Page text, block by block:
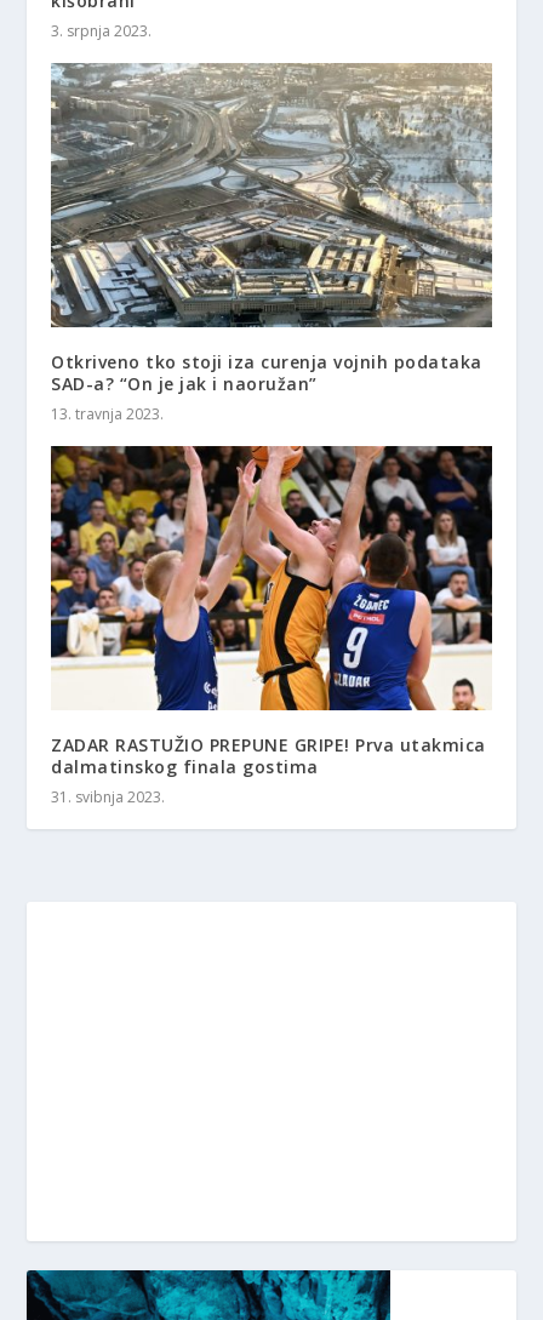
3. srpnja 2023.
Otkriveno tko stoji iza curenja vojnih podataka
SAD-a? “On je jak i naoružan”
13. travnja 2023.
ZADAR RASTUŽIO PREPUNE GRIPE! Prva utakmica
dalmatinskog finala gostima
31. svibnja 2023.